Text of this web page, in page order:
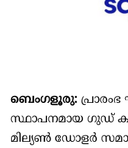
ബെംഗളൂരു:
സ്ഥാപനമായ ഗുഡ്
മില്യൺ ഡോളർ